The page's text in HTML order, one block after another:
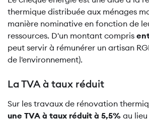
thermique distribuée aux ménages
manière nominative en fonction de
ressources. D'un montant compris
peut servir à rémunérer un artisan
de l'environnement).
La TVA à taux réduit
Sur les travaux de rénovation
une TVA à taux réduit à 5,5% au